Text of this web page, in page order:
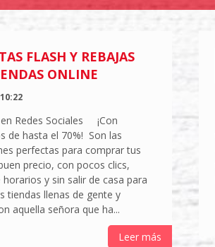
FLASH Y REBAJAS
ONLINE
Redes Sociales ¡Con
de hasta el 70%! Son las
perfectas para comprar tus
precio, con pocos clics,
y sin salir de casa para
tiendas llenas de gente y
aquella señora que ha...
Leer más